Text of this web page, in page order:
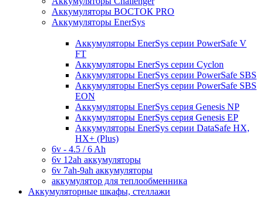
Аккумуляторы ВОСТОК PRO
Аккумуляторы EnerSys
Аккумуляторы EnerSys серии PowerSafe V
FT
Аккумуляторы EnerSys серии Cyclon
Аккумуляторы EnerSys серии PowerSafe SBS
Аккумуляторы EnerSys серии PowerSafe SBS
EON
Аккумуляторы EnerSys серия Genesis NP
Аккумуляторы EnerSys серия Genesis EP
Аккумуляторы EnerSys серии DataSafe HX,
HX+ (Plus)
6v - 4.5 / 6 Ah
6v 12ah аккумуляторы
6v 7ah-9ah аккумуляторы
аккумулятор для теплообменника
Аккумуляторные шкафы, стеллажи